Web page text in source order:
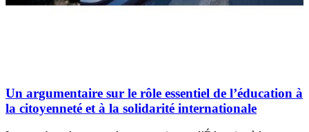
Un argumentaire sur le rôle essentiel de l’éducation à
la citoyenneté et à la solidarité internationale